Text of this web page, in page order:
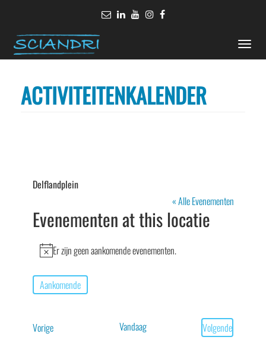
Toggle
ACTIVITEITENKALENDER
Delflandplein
« Alle Evenementen
Evenementen at this locatie
Bericht
Er zijn geen aankomende evenementen.
Aankomende
datum.
VorigeEvenementen Vandaag
Volgende